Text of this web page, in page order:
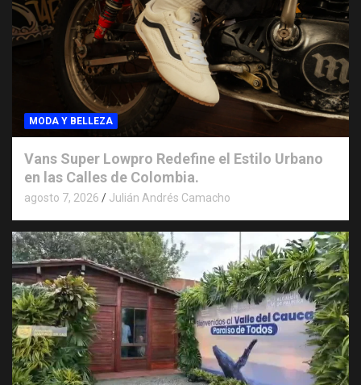
MODA Y BELLEZA
Vans Super Lowpro Redefine el Estilo Urbano
en las Calles de Colombia.
agosto 7, 2026 Julián Andrés Camacho